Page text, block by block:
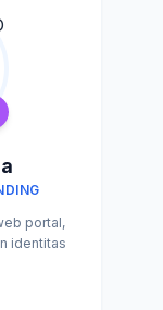
portal,
identitas